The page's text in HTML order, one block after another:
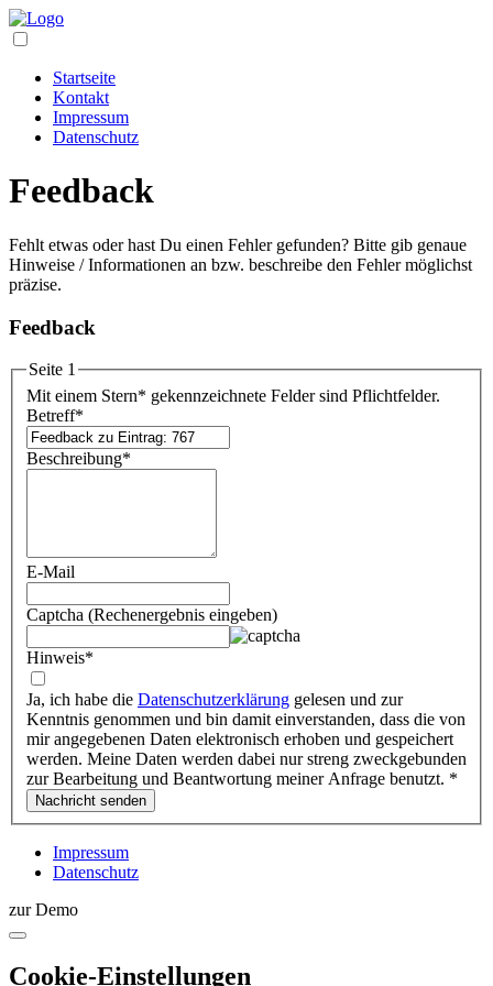
Startseite
Kontakt
Impressum
Datenschutz
Feedback
Fehlt etwas oder hast Du einen Fehler gefunden? Bitte gib genaue
Hinweise / Informationen an bzw. beschreibe den Fehler möglichst
präzise.
Feedback
Seite 1
Mit einem Stern* gekennzeichnete Felder sind Pflichtfelder.
Betreff*
Beschreibung*
E-Mail
Captcha (Rechenergebnis eingeben)
Hinweis*
Ja, ich habe die Datenschutzerklärung gelesen und zur
Kenntnis genommen und bin damit einverstanden, dass die von
mir angegebenen Daten elektronisch erhoben und gespeichert
werden. Meine Daten werden dabei nur streng zweckgebunden
zur Bearbeitung und Beantwortung meiner Anfrage benutzt. *
Impressum
Datenschutz
zur Demo
Cookie-Einstellungen